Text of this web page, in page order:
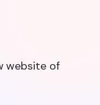
website of